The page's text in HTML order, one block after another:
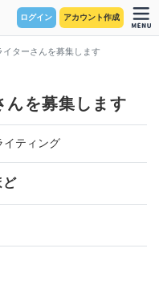
ログイン アカウント作成
イターさんを募集します
んを募集します
イティング